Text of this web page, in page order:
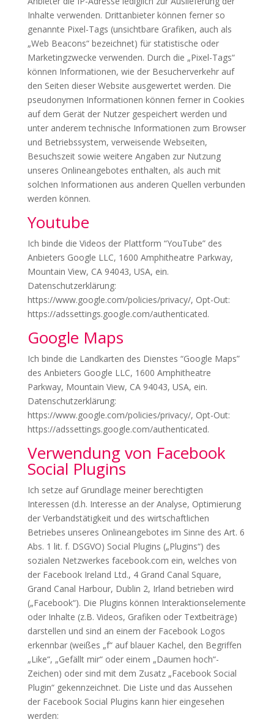
Inhalte verwenden. Drittanbieter können ferner so
genannte Pixel-Tags (unsichtbare Grafiken, auch als
„Web Beacons“ bezeichnet) für statistische oder
Marketingzwecke verwenden. Durch die „Pixel-Tags“
können Informationen, wie der Besucherverkehr auf
den Seiten dieser Website ausgewertet werden. Die
pseudonymen Informationen können ferner in Cookies
auf dem Gerät der Nutzer gespeichert werden und
unter anderem technische Informationen zum Browser
und Betriebssystem, verweisende Webseiten,
Besuchszeit sowie weitere Angaben zur Nutzung
unseres Onlineangebotes enthalten, als auch mit
solchen Informationen aus anderen Quellen verbunden
werden können.
Youtube
Ich binde die Videos der Plattform “YouTube” des
Anbieters Google LLC, 1600 Amphitheatre Parkway,
Mountain View, CA 94043, USA, ein.
Datenschutzerklärung:
https://www.google.com/policies/privacy/, Opt-Out:
https://adssettings.google.com/authenticated.
Google Maps
Ich binde die Landkarten des Dienstes “Google Maps”
des Anbieters Google LLC, 1600 Amphitheatre
Parkway, Mountain View, CA 94043, USA, ein.
Datenschutzerklärung:
https://www.google.com/policies/privacy/, Opt-Out:
https://adssettings.google.com/authenticated.
Verwendung von Facebook
Social Plugins
Ich setze auf Grundlage meiner berechtigten
Interessen (d.h. Interesse an der Analyse, Optimierung
der Verbandstätigkeit und des wirtschaftlichen
Betriebes unseres Onlineangebotes im Sinne des Art. 6
Abs. 1 lit. f. DSGVO) Social Plugins („Plugins“) des
sozialen Netzwerkes facebook.com ein, welches von
der Facebook Ireland Ltd., 4 Grand Canal Square,
Grand Canal Harbour, Dublin 2, Irland betrieben wird
(„Facebook“). Die Plugins können Interaktionselemente
oder Inhalte (z.B. Videos, Grafiken oder Textbeiträge)
darstellen und sind an einem der Facebook Logos
erkennbar (weißes „f“ auf blauer Kachel, den Begriffen
„Like“, „Gefällt mir“ oder einem „Daumen hoch“-
Zeichen) oder sind mit dem Zusatz „Facebook Social
Plugin“ gekennzeichnet. Die Liste und das Aussehen
der Facebook Social Plugins kann hier eingesehen
werden: